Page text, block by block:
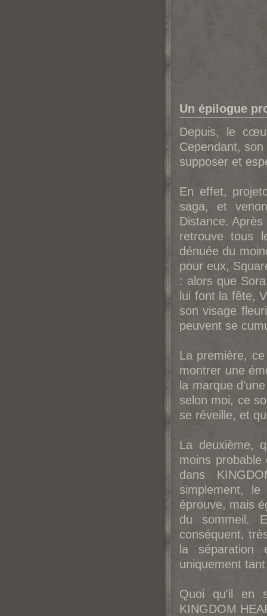
Un épilogue
Depuis, le
Cependant,
supposer et
En effet,
saga, et
Distance.
retrouve tous
dénuée du
pour eux, Squa
: alors que
lui font la fête,
son visage
peuvent se
La première,
montrer une
la marque
selon moi, ce
se réveille, et
La deuxième,
moins
dans
simplement,
éprouve, mais
du sommeil.
conséquent,
la
uniquement
Quoi qu'il en
KINGDOM